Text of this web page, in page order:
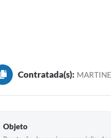
Contratada(s):
Objeto